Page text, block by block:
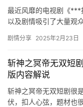
最近风靡的电视剧《***
以及剧情吸引了大量观
发…
剧情分享 2025年2月23日
斩神之冥帝无双短
版内容解说
斩神之冥帝无双短剧很
伏，扣人心弦，题材也